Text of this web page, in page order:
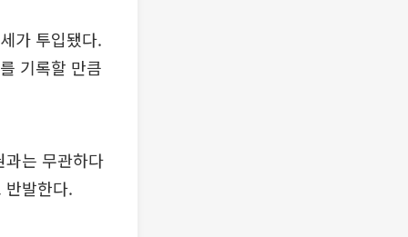
가 투입됐다.
기록할 만큼
는 무관하다
발한다.